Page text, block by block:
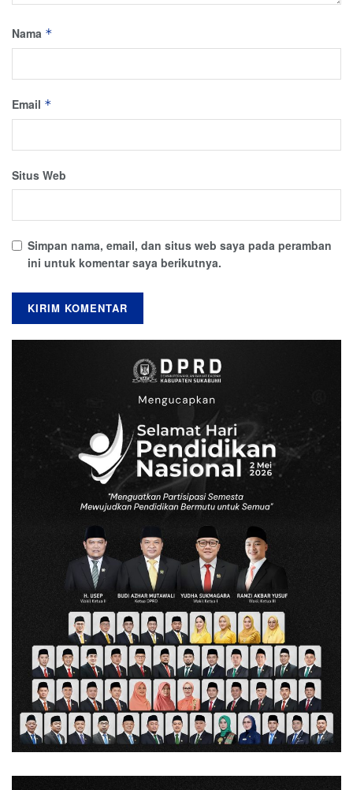
Nama *
Email *
Situs Web
Simpan nama, email, dan situs web saya pada peramban
ini untuk komentar saya berikutnya.